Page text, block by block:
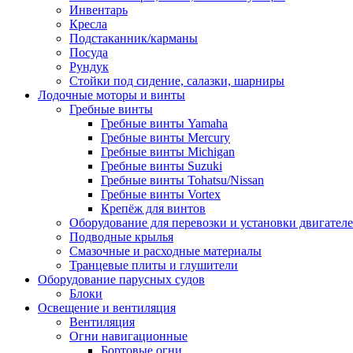
Инвентарь
Кресла
Подстаканник/карманы
Посуда
Рундук
Стойки под сидение, салазки, шарниры
Лодочные моторы и винты
Гребные винты
Гребные винты Yamaha
Гребные винты Mercury
Гребные винты Michigan
Гребные винты Suzuki
Гребные винты Tohatsu/Nissan
Гребные винты Vortex
Крепёж для винтов
Оборудование для перевозки и установки
Подводные крылья
Смазочные и расходные материалы
Транцевые плиты и глушители
Оборудование парусных судов
Блоки
Освещение и вентиляция
Вентиляция
Огни навигационные
Бортовые огни